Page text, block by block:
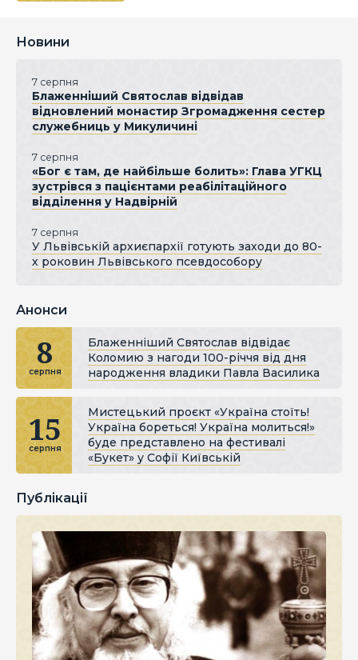
Новини
7 серпня
Блаженніший Святослав відвідав
відновлений монастир Згромадження сестер
служебниць у Микуличині
7 серпня
«Бог є там, де найбільше болить»: Глава УГКЦ
зустрівся з пацієнтами реабілітаційного
відділення у Надвірній
7 серпня
У Львівській архиєпархії готують заходи до 80-
х роковин Львівського псевдособору
Анонси
8
серпня
Блаженніший Святослав відвідає
Коломию з нагоди 100-річчя від дня
народження владики Павла Василика
15
серпня
Мистецький проєкт «Україна стоїть!
Україна бореться! Україна молиться!»
буде представлено на фестивалі
«Букет» у Софії Київській
Публікації